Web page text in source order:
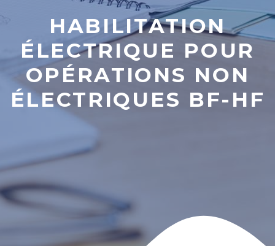
HABILITATION
ÉLECTRIQUE POUR
OPÉRATIONS NON
ÉLECTRIQUES BF-HF